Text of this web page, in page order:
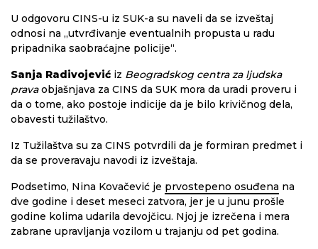
U odgovoru CINS-u iz SUK-a su naveli da se izveštaj
odnosi na „utvrđivanje eventualnih propusta u radu
pripadnika saobraćajne policije“.
Sanja Radivojević iz Beogradskog centra za ljudska
pravaobjašnjava za CINS da SUK mora da uradi proveru i
da o tome, ako postoje indicije da je bilo krivičnog dela,
obavesti tužilaštvo.
Iz Tužilaštva su za CINS potvrdili da je formiran predmet i
da se proveravaju navodi iz izveštaja.
Podsetimo, Nina Kovačević je prvostepeno osuđena na
dve godine i deset meseci zatvora, jer je u junu prošle
godine kolima udarila devojčicu. Njoj je izrečena i mera
zabrane upravljanja vozilom u trajanju od pet godina.